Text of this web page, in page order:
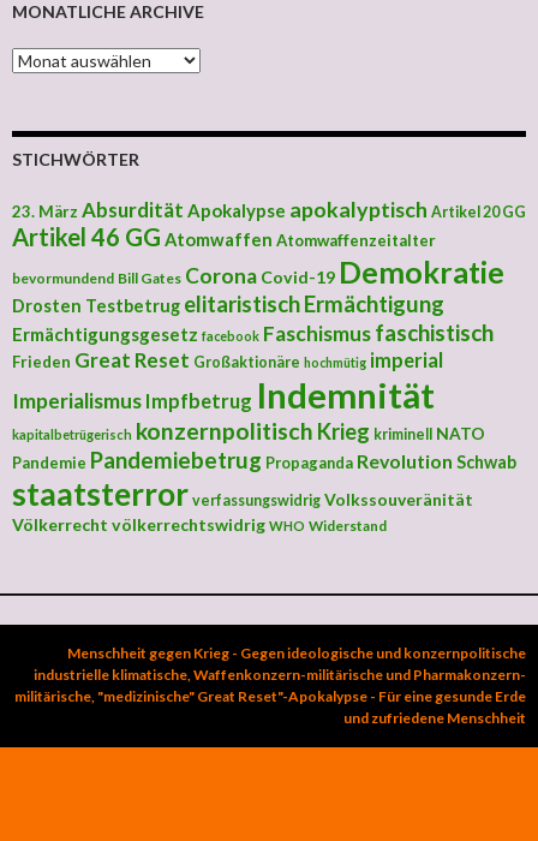
MONATLICHE ARCHIVE
MONATLICHE ARCHIVE
STICHWÖRTER
23. März Absurdität Apokalypse apokalyptisch Artikel 20 GG
Artikel 46 GG Atomwaffen Atomwaffenzeitalter
bevormundend Bill Gates Corona Covid-19 Demokratie
Drosten Testbetrug elitaristischErmächtigung
Ermächtigungsgesetz facebook Faschismusfaschistisch
Frieden Great Reset Großaktionäre hochmütig imperial
Imperialismus Impfbetrug Indemnität
kapitalbetrügerisch konzernpolitisch Krieg kriminell
NATO
Pandemie Pandemiebetrug Propaganda Revolution Schwab
staatsterror verfassungswidrig Volkssouveränität
Völkerrecht völkerrechtswidrig WHO Widerstand
Menschheit gegen Krieg - Gegen ideologische und konzernpolitische
industrielle klimatische, Waffenkonzern-militärische und Pharmakonzern-
militärische, "medizinische" Great Reset"-Apokalypse - Für eine gesunde Erde
und zufriedene Menschheit